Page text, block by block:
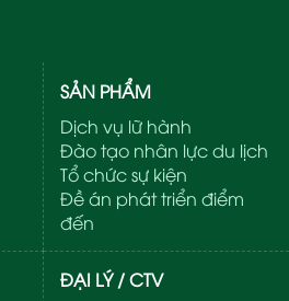
SẢN PHẨM
Dịch vụ lữ hành
Đào tạo nhân lực du lịch
Tổ chức sự kiện
Đề án phát triển điểm
đến
ĐẠI LÝ / CTV